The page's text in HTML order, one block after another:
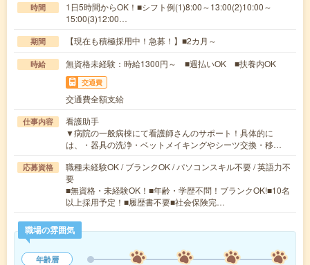
時間
1日5時間からOK！■シフト例(1)8:00～13:00(2)10:00～
15:00(3)12:00…
期間 【現在も積極採用中！急募！】■2カ月～
時給 無資格未経験：時給1300円～ ■週払いOK ■扶養内OK
交通費
交通費全額支給
仕事内容
看護助手
▼病院の一般病棟にて看護師さんのサポート！具体的に
は、・器具の洗浄・ベットメイキングやシーツ交換・移…
応募資格
職種未経験OK / ブランクOK / パソコンスキル不要 / 英語力不
要
■無資格・未経験OK！■年齢・学歴不問！ブランクOK!■10名
以上採用予定！■履歴書不要■社会保険完…
職場の雰囲気
年齢層